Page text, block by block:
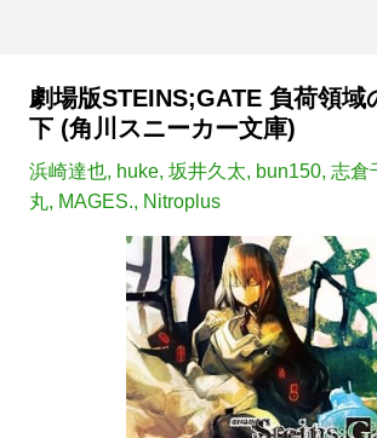
劇場版STEINS;GATE 負荷領域
下 (角川スニーカー文庫)
浜崎達也, huke, 坂井久太, bun150, 志倉
丸, MAGES., Nitroplus